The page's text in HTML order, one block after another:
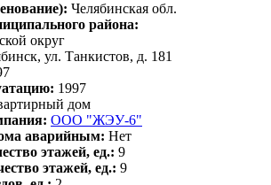
Челябинская обл.
района:
округ
ул. Танкистов, д. 181
1997
дом
ООО "ЖЭУ-6"
аварийным: Нет
этажей, ед.: 9
этажей, ед.: 9